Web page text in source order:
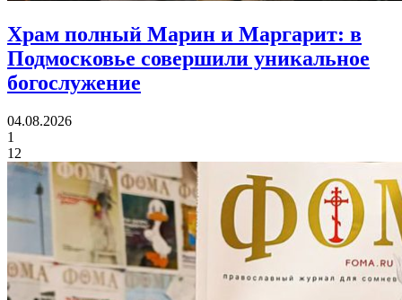
Храм полный Марин и Маргарит: в
Подмосковье совершили уникальное
богослужение
04.08.2026
1
12